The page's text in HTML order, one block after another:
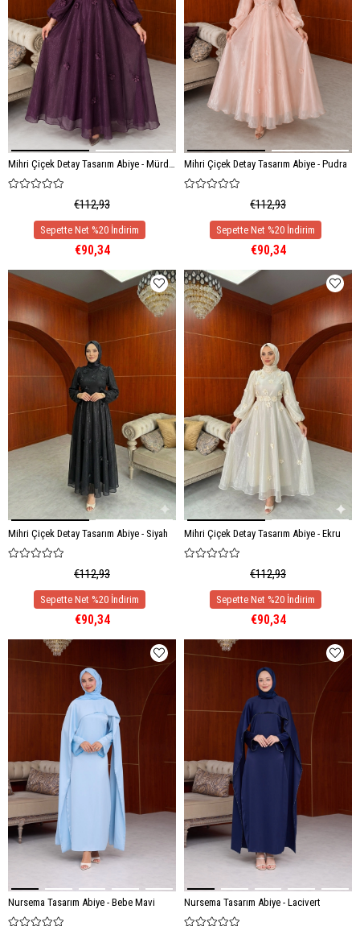
Mihri Çiçek Detay Tasarım Abiye - Mürdüm
€112,93
€90,34
Mihri Çiçek Detay Tasarım Abiye - Pudra
€112,93
€90,34
Mihri Çiçek Detay Tasarım Abiye - Siyah
€112,93
€90,34
Mihri Çiçek Detay Tasarım Abiye - Ekru
€112,93
€90,34
Nursema Tasarım Abiye - Bebe Mavi Nursema Tasarım Abiye - Lacivert